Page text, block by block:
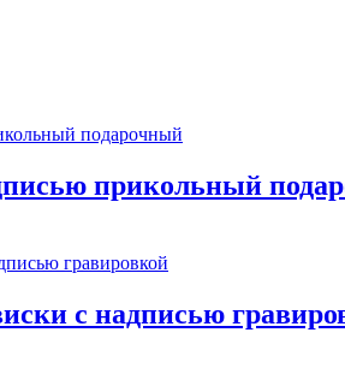
прикольный
с надписью